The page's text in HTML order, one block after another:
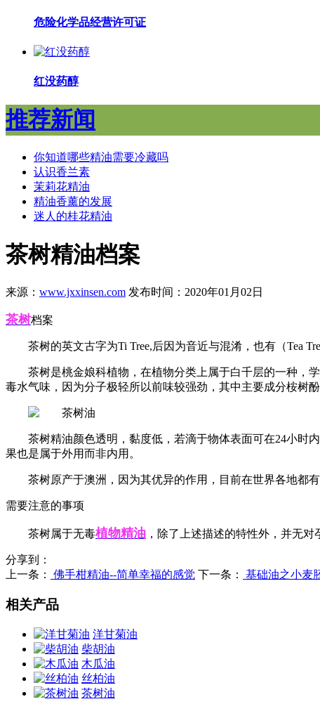
危险化学品经营许可证
红没药醇
推荐新闻
你知道哪些精油需要冷藏吗
认识香兰素
茉莉花精油
精油香薰的发展
迷人的桂花精油
茶树精油档案
来源： www.jxxinsen.com 发布时间：2020年01月02日
茶树档案
茶树的英文古字为Ti Tree,后因为音近与混淆，也有（Tea
茶树是桃金娘科植物，在植物分类上属于白千层的一种，
毒水气味，因为分子极轻所以前味较强劲，其中主要成分桉树
茶树精油颜色透明，黏度低，若滴于物体表面可在24小时
果也是属于外用而非内用。
茶树原产于澳洲，因为其优异的作用，目前在世界各地都
需要注意的事项
茶树属于无毒植物精油 ，除了上述描述的特性外，并无
分享到：
上一条：
佛手柑精油--简单幸福的感觉 下一条： 基础油之小麦
相关产品
洋甘菊油
柴胡油
木瓜油
丝柏油
茶树油